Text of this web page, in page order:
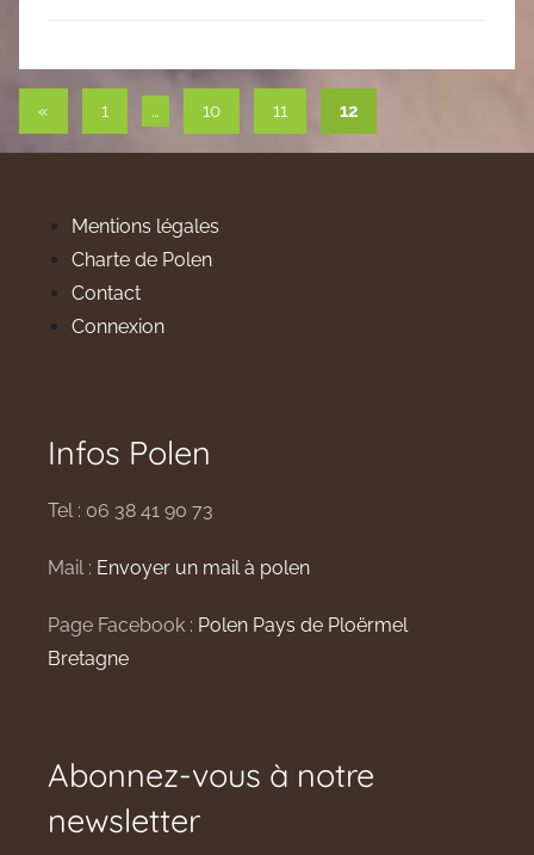
Pagination
des
« Publications
précédentes
1 … 10 11 12
Mentions légales
Charte de Polen
Contact
Connexion
Infos Polen
Tel : 06 38 41 90 73
Mail : Envoyer un mail à polen
Page Facebook : Polen Pays de Ploërmel
Bretagne
Abonnez-vous à notre
newsletter